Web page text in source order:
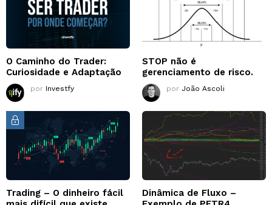
O Caminho do Trader:
Curiosidade e Adaptação
por Investfy
STOP não é
gerenciamento de risco.
por João Ascoli
Trading – O dinheiro fácil
Dinâmica de Fluxo –